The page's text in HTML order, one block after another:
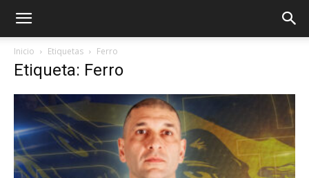
Inicio Etiquetas Ferro
Etiqueta: Ferro